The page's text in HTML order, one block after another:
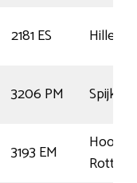
2181 ES
3206 PM
3193 EM